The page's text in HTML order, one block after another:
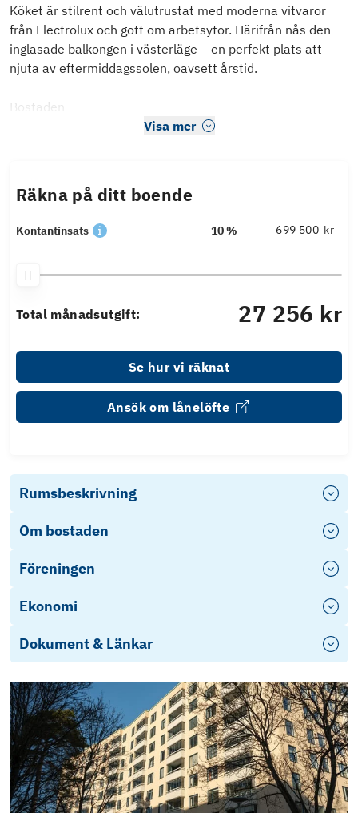
Köket är stilrent och välutrustat med moderna vitvaror
från Electrolux och gott om arbetsytor. Härifrån nås den
inglasade balkongen i västerläge – en perfekt plats att
njuta av eftermiddagssolen, oavsett årstid.
Bostaden
Visa mer
Räkna på ditt boende
Kontantinsats 10 % kr
Total månadsutgift: 27 256 kr
Se hur vi räknat
Ansök om lånelöfte
Rumsbeskrivning
Om bostaden
Föreningen
Ekonomi
Dokument & Länkar
fragelista-publik_2026-04-18_14-14
Stadgar
Energideklaration Kampementsgatan 14-16